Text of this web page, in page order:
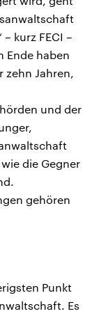
kurz FECI –
Ende haben
zehn Jahren,
und der
die Gegner
gehören
Punkt
Es